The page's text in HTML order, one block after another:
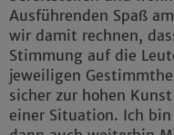
Ausführenden Spaß
wir damit rechnen,
Stimmung auf die
jeweiligen
sicher zur hohen
einer Situation. Ich